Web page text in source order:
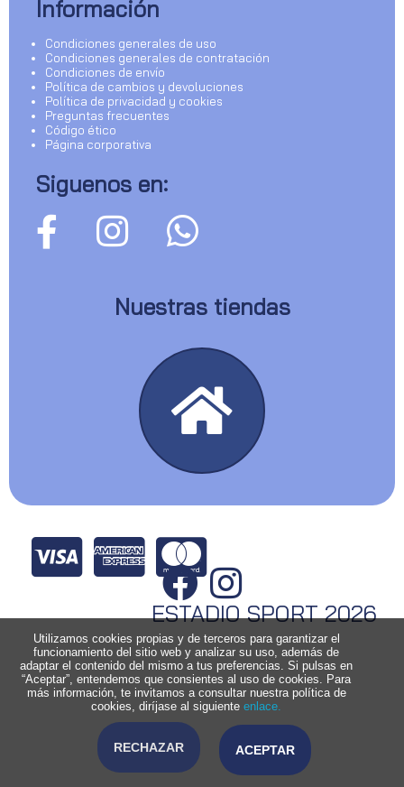
Información
Condiciones generales de uso
Condiciones generales de contratación
Condiciones de envío
Política de cambios y devoluciones
Política de privacidad y cookies
Preguntas frecuentes
Código ético
Página corporativa
Siguenos en:
Nuestras tiendas
ESTADIO SPORT 2026
Utilizamos cookies propias y de terceros para garantizar el
funcionamiento del sitio web y analizar su uso, además de
adaptar el contenido del mismo a tus preferencias. Si pulsas en
“Aceptar”, entendemos que consientes al uso de cookies. Para
más información, te invitamos a consultar nuestra política de
cookies, diríjase al siguiente enlace.
RECHAZAR ACEPTAR